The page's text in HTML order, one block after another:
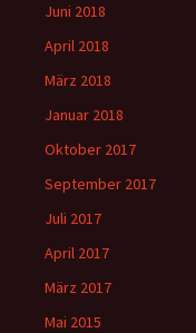
Juni 2018
April 2018
März 2018
Januar 2018
Oktober 2017
September 2017
Juli 2017
April 2017
März 2017
Mai 2015